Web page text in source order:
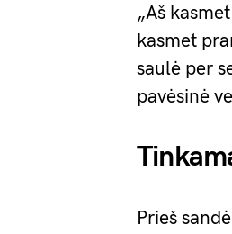
„Aš
kasmet
saulė per
pavėsinė
Prieš